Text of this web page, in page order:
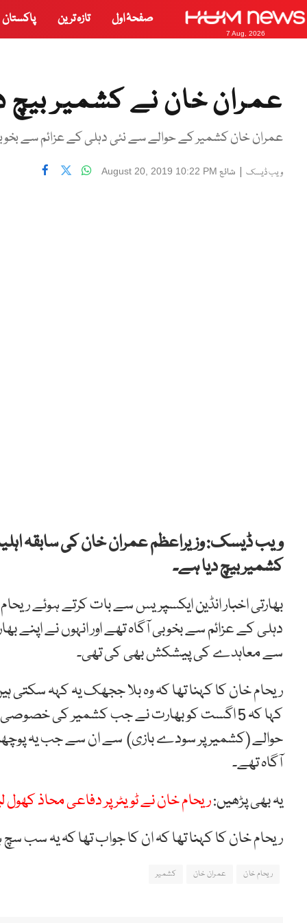
7 Aug, 2026
صفحۂ اول تازہ ترین پاکستان
عمران خان نے کشمیر بیچ
عمران خان کشمیر کے حوالے سے نئی دہلی کے عزائم سے
ویب ڈیسک | شائع August 20, 2019 10:22 PM
ویب ڈیسک: وزیراعظم عمران خان کی سابقہ
کشمیر بیچ دیا ہے۔
بھارتی اخبار انڈین ایکسپریس سے بات کرتے ہوئے
دہلی کے عزائم سے بخوبی آگاہ تھے اور انہوں نے
سے معاہدے کی پیشکش بھی کی تھی۔
ریحام خان کا کہنا تھا کہ وہ بلا ججھک یہ کہہ سکتی
کہا کہ 5 اگست کو بھارت نے جب کشمیر کی
حوالے (کشمیر پر سودے بازی) سے ان سے جب یہ
آگاہ تھے۔
یہ بھی پڑھیں:ریحام خان نے ٹویٹر پر دفاعی محاذ کھول
ریحام خان کا کہنا تھا کہ ان کا جواب تھا کہ یہ سب
ریحام خان عمران خان کشمیر